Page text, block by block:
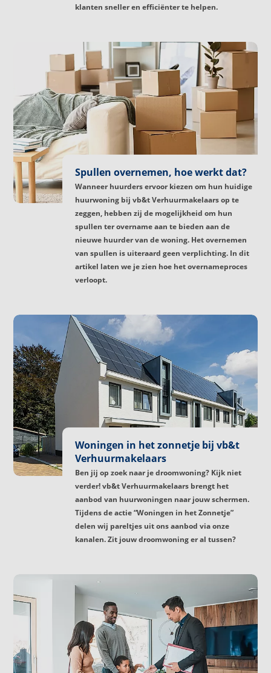
klanten sneller en efficiënter te helpen.
Spullen overnemen, hoe werkt dat?
Wanneer huurders ervoor kiezen om hun huidige
huurwoning bij vb&t Verhuurmakelaars op te
zeggen, hebben zij de mogelijkheid om hun
spullen ter overname aan te bieden aan de
nieuwe huurder van de woning. Het overnemen
van spullen is uiteraard geen verplichting. In dit
artikel laten we je zien hoe het overnameproces
verloopt.
Woningen in het zonnetje bij vb&t
Verhuurmakelaars
Ben jij op zoek naar je droomwoning? Kijk niet
verder! vb&t Verhuurmakelaars brengt het
aanbod van huurwoningen naar jouw schermen.
Tijdens de actie “Woningen in het Zonnetje”
delen wij pareltjes uit ons aanbod via onze
kanalen. Zit jouw droomwoning er al tussen?